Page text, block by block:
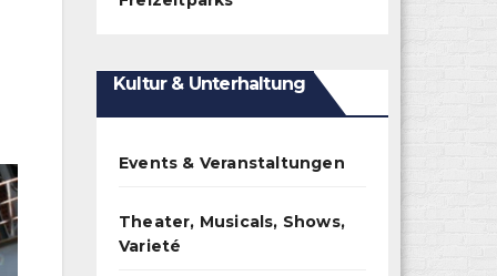
Kultur & Unterhaltung
Events & Veranstaltungen
Theater, Musicals, Shows,
Varieté